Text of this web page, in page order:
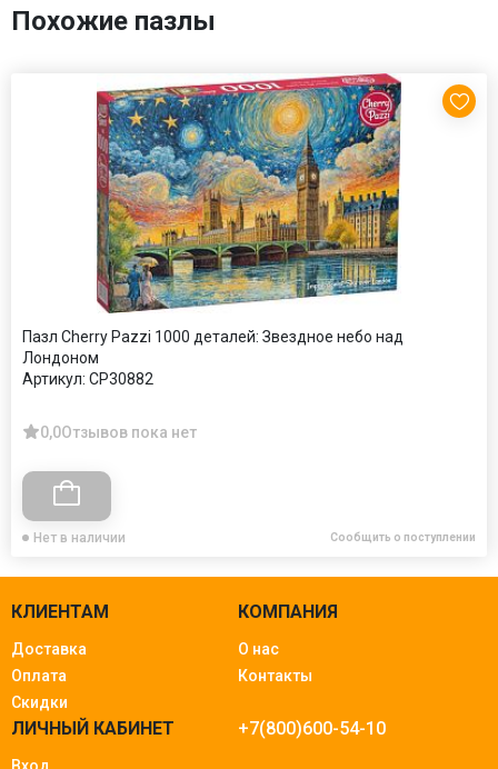
Похожие пазлы
Пазл Cherry Pazzi 1000 деталей: Звездное небо над
Лондоном
Артикул: CP30882
0,0Отзывов пока нет
Нет в наличии Сообщить о поступлении
КЛИЕНТАМ
Доставка
Оплата
Скидки
КОМПАНИЯ
О нас
Контакты
ЛИЧНЫЙ КАБИНЕТ +7(800)600-54-10